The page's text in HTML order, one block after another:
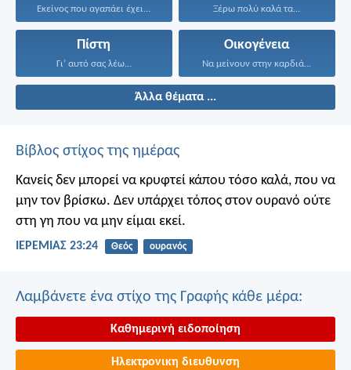
Εκείνος που αγαπάει έχει... Ξέρω πολύ καλά τα...
Πίστη
Γι’ αυτό σας λέω...
Οικογένεια
Να μείνουν στην καρδιά...
Άλλα θέματα ...
Βίβλος στίχος της ημέρας
Κανείς δεν μπορεί να κρυφτεί κάπου τόσο καλά, που να
μην τον βρίσκω. Δεν υπάρχει τόπος στον ουρανό ούτε
στη γη που να μην είμαι εκεί.
ΙΕΡΕΜΙΑΣ 23:24 Θεός ουρανός
Λαμβάνετε ένα στίχο της Γραφής κάθε μέρα:
Καθημερινή ειδοποίηση
Ηλεκτρονικη διευθυνση